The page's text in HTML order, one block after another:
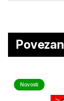
Novosti